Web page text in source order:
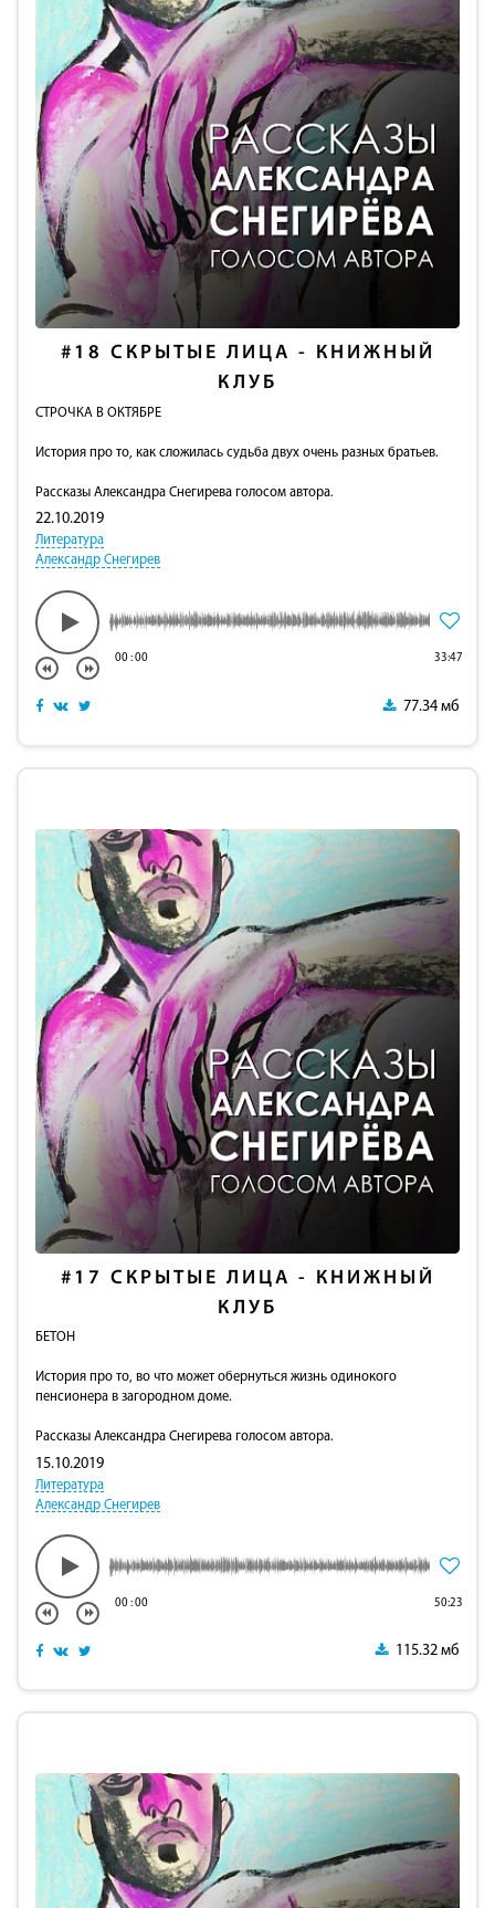
#18 СКРЫТЫЕ ЛИЦА - КНИЖНЫЙ
КЛУБ
СТРОЧКА В ОКТЯБРЕ
История про то, как сложилась судьба двух очень разных братьев.
Рассказы Александра Снегирева голосом автора.
22.10.2019
Литература
Александр Снегирев
00:00 33:47
77.34 мб
#17 СКРЫТЫЕ ЛИЦА - КНИЖНЫЙ
КЛУБ
БЕТОН
История про то, во что может обернуться жизнь одинокого
пенсионера в загородном доме.
Рассказы Александра Снегирева голосом автора.
15.10.2019
Литература
Александр Снегирев
00:00 50:23
115.32 мб